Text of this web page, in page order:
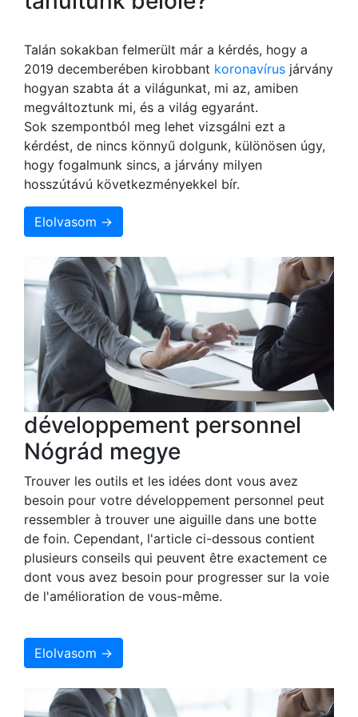
Talán sokakban felmerült már a kérdés, hogy a
2019 decemberében kirobbant koronavírus járvány
hogyan szabta át a világunkat, mi az, amiben
megváltoztunk mi, és a világ egyaránt.
Sok szempontból meg lehet vizsgálni ezt a
kérdést, de nincs könnyű dolgunk, különösen úgy,
hogy fogalmunk sincs, a járvány milyen
hosszútávú következményekkel bír.
Elolvasom →
développement personnel
Nógrád megye
Trouver les outils et les idées dont vous avez
besoin pour votre développement personnel peut
ressembler à trouver une aiguille dans une botte
de foin. Cependant, l'article ci-dessous contient
plusieurs conseils qui peuvent être exactement ce
dont vous avez besoin pour progresser sur la voie
de l'amélioration de vous-même.
Elolvasom →